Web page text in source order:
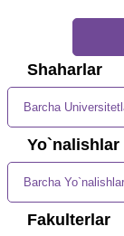
Shaharlar
Yo`nalishlar
Fakulterlar